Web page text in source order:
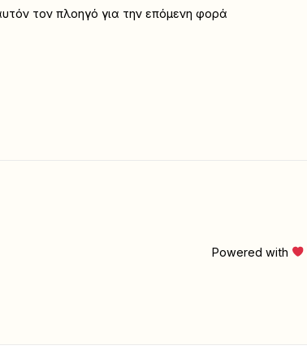
τον πλοηγό για την επόμενη φορά
Powered with